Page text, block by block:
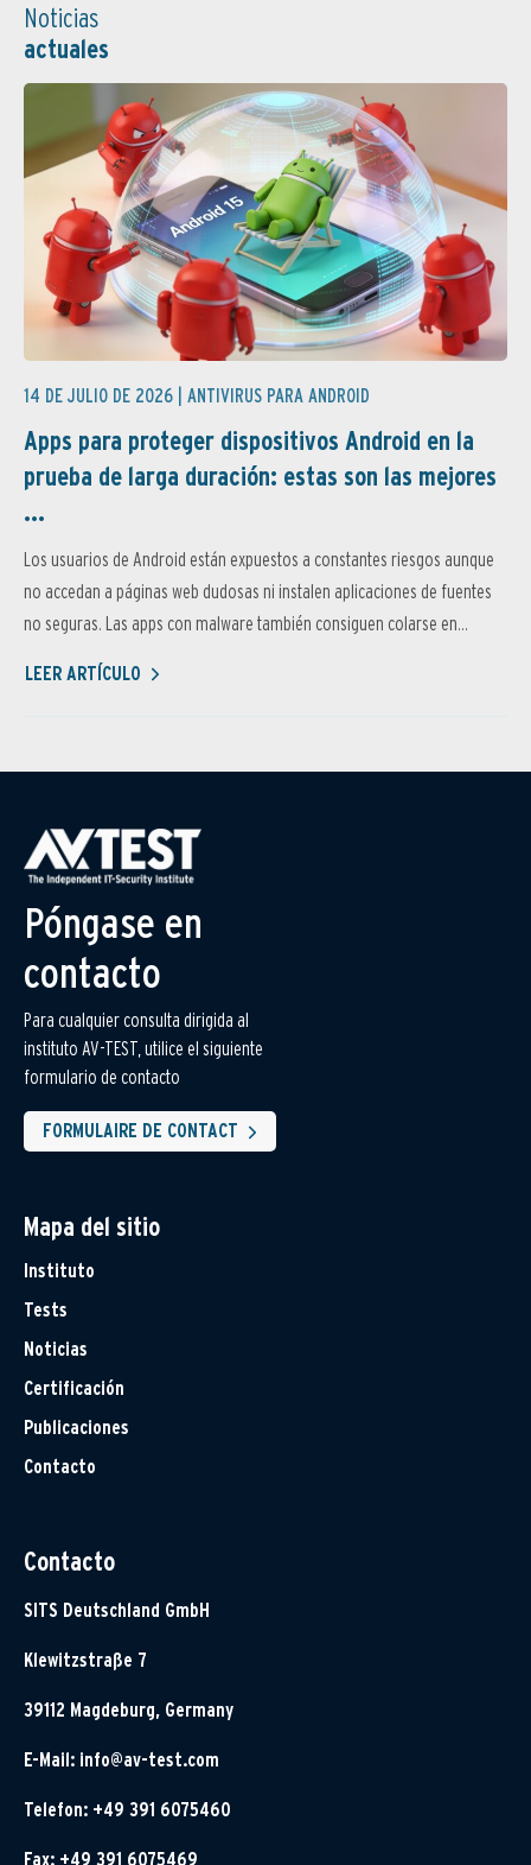
Noticias
actuales
14 DE JULIO DE 2026 | ANTIVIRUS PARA ANDROID
Apps para proteger dispositivos Android en la
prueba de larga duración: estas son las mejores
...
Los usuarios de Android están expuestos a constantes riesgos aunque
no accedan a páginas web dudosas ni instalen aplicaciones de fuentes
no seguras. Las apps con malware también consiguen colarse en...
LEER ARTÍCULO
Póngase en
contacto
Para cualquier consulta dirigida al
instituto AV-TEST, utilice el siguiente
formulario de contacto
FORMULAIRE DE CONTACT
Mapa del sitio
Instituto
Tests
Noticias
Certificación
Publicaciones
Contacto
Contacto
SITS Deutschland GmbH
Klewitzstraße 7
39112 Magdeburg, Germany
E-Mail: info@av-test.com
Telefon: +49 391 6075460
Fax: +49 391 6075469